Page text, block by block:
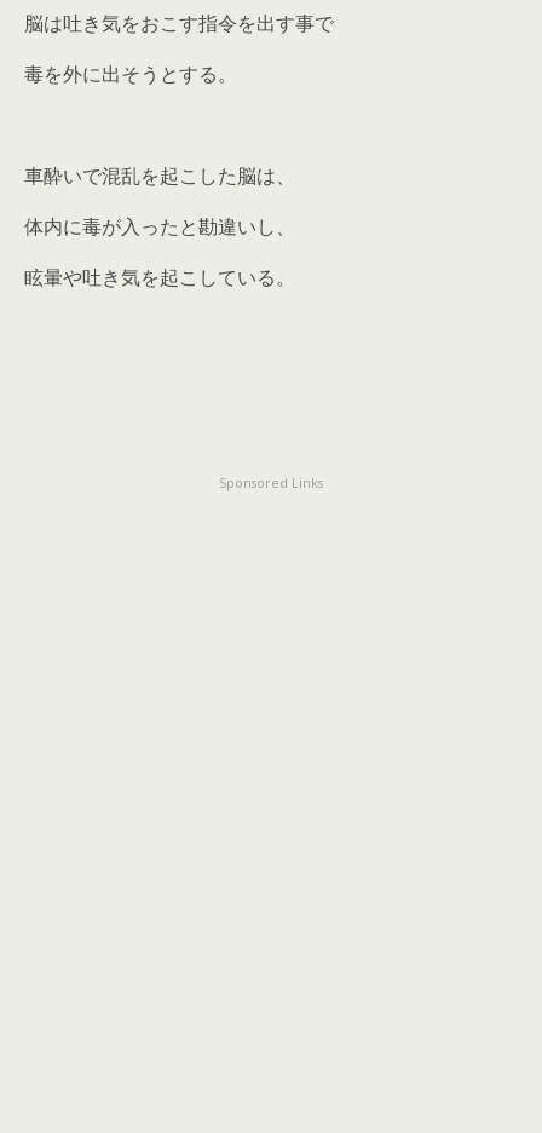
脳は吐き気をおこす指令を出す事で
毒を外に出そうとする。
車酔いで混乱を起こした脳は、
体内に毒が入ったと勘違いし、
眩暈や吐き気を起こしている。
Sponsored Links